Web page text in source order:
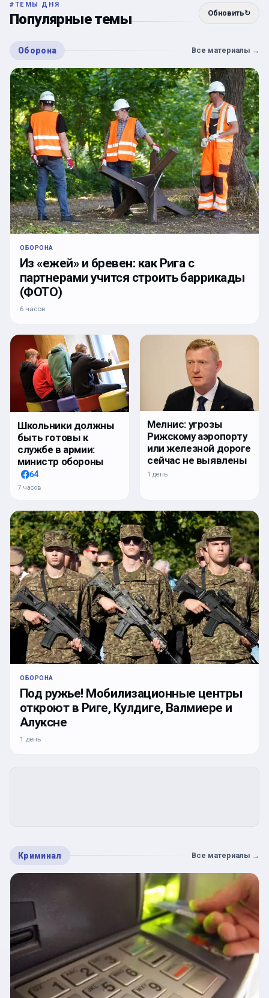
#ТЕМЫ ДНЯ
Популярные темы Обновить↻
Оборона Все материалы →
ОБОРОНА
Из «ежей» и бревен: как Рига с
партнерами учится строить баррикады
(ФОТО)
6 часов
Школьники должны
быть готовы к
службе в армии:
министр обороны
64
7 часов
Мелнис: угрозы
Рижскому аэропорту
или железной дороге
сейчас не выявлены
1 день
ОБОРОНА
Под ружье! Мобилизационные центры
откроют в Риге, Кулдиге, Валмиере и
Алуксне
1 день
Криминал Все материалы →